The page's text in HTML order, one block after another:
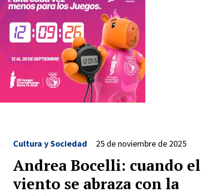
Andrea Bocelli: cuando el
viento se abraza con la
Cultura y Sociedad 25 de noviembre de 2025